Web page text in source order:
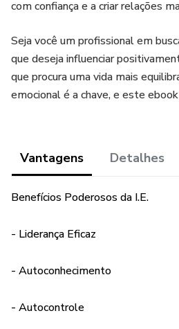
com confiança e a criar relações
Seja você um profissional em
que deseja influenciar
que procura uma vida mais
emocional é a chave, e este
Vantagens Detalhes
Benefícios Poderosos da I.E.
- Liderança Eficaz
- Autoconhecimento
- Autocontrole